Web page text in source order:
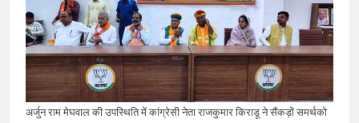
अर्जुन राम मेघवाल की उपस्थिति में कांग्रेसी नेता राजकुमार किराडू ने सैंकड़ों समर्थको